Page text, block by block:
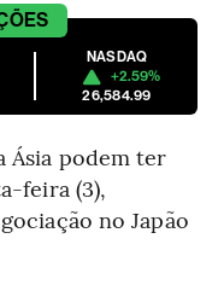
NASDAQ
+2.59%
26,584.99
Ásia podem ter
feira (3),
no Japão